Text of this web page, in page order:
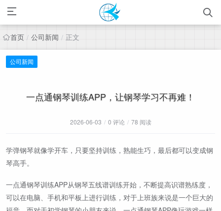
首页 / 公司新闻 / 正文
公司新闻
一点通钢琴训练APP，让钢琴学习不再难！
2026-06-03 / 0 评论 / 78 阅读
学弹钢琴就像学开车，只要坚持训练，熟能生巧，最后都可以变成钢
琴高手。
一点通钢琴训练APP从钢琴五线谱训练开始，不断提高识谱熟练度，
可以在电脑、手机和平板上进行训练，对于上班族来说是一个巨大的